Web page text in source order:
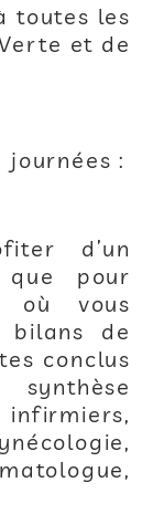
toutes les
et de
journées :
d’un
pour
où vous
bilans de
conclus